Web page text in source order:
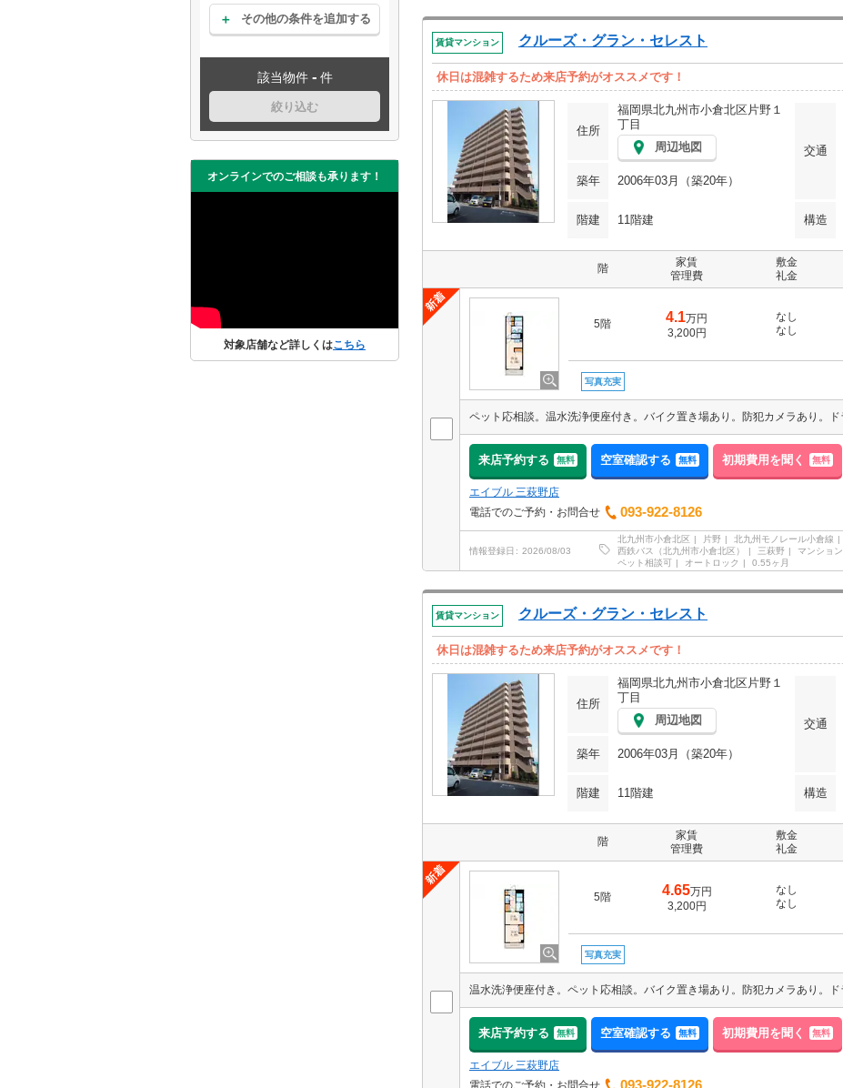
その他の条件を追加する
該当物件 - 件
絞り込む
オンラインでのご相談も承ります！
対象店舗など詳しくはこちら
賃貸マンション クルーズ・グラン・セレスト
休日は混雑するため来店予約がオススメです！
住所
福岡県北九州市小倉北区片野１
丁目
周辺地図
交通
築年 2006年03月（築20年）
階建 11階建 構造
階
家賃
管理費
敷金
礼金
5階 4.1万円
3,200円
なし
なし
写真充実
来店予約する 無料 空室確認する 無料 初期費用を聞く 無料
エイブル 三萩野店
電話でのご予約・お問合せ
093-922-8126
情報登録日 2026/08/03
北九州市小倉北区 片野 北九州モノレール小倉線
西鉄バス（北九州市小倉北区）
三萩野 マンション
ペット相談可
オートロック 0.55ヶ月
賃貸マンション クルーズ・グラン・セレスト
休日は混雑するため来店予約がオススメです！
住所
福岡県北九州市小倉北区片野１
丁目
周辺地図
交通
築年 2006年03月（築20年）
階建 11階建 構造
階
家賃
管理費
敷金
礼金
5階 4.65万円
3,200円
なし
なし
写真充実
来店予約する 無料 空室確認する 無料 初期費用を聞く 無料
エイブル 三萩野店